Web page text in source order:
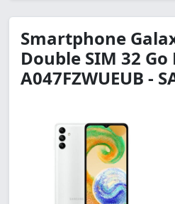
Smartphone
Double SIM 32 Go
A047FZWUEUB -